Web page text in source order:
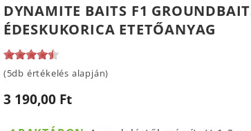
DYNAMITE BAITS F1
ÉDESKUKORICA ETETŐANYAG
(5db értékelés alapján)
3 190,00 Ft